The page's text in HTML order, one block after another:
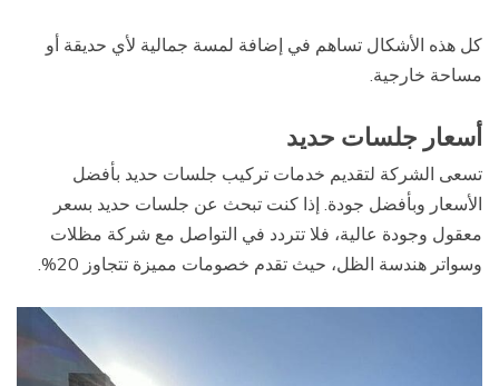
كل هذه الأشكال تساهم في إضافة لمسة جمالية لأي حديقة أو
مساحة خارجية.
أسعار جلسات حديد
تسعى الشركة لتقديم خدمات تركيب جلسات حديد بأفضل
الأسعار وبأفضل جودة. إذا كنت تبحث عن جلسات حديد بسعر
معقول وجودة عالية، فلا تتردد في التواصل مع شركة مظلات
وسواتر هندسة الظل، حيث تقدم خصومات مميزة تتجاوز 20%.